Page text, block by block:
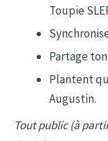
Toupie
Partage
Plantent
Augustin.
Tout public (à